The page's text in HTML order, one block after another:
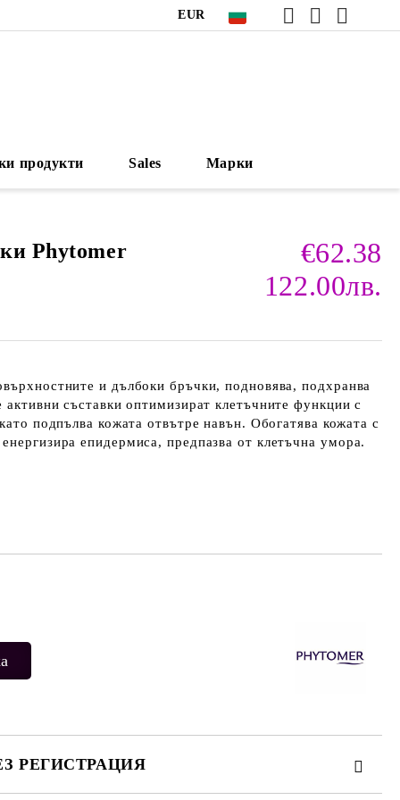
EUR
продукти Sales Марки
Phytomer
€62.38
122.00лв.
и дълбоки бръчки, подновява, подхранва
активни съставки оптимизират клетъчните функции с
подпълва кожата отвътре навън. Обогатява кожата с
епидермиса, предпазва от клетъчна умора.
РЕГИСТРАЦИЯ